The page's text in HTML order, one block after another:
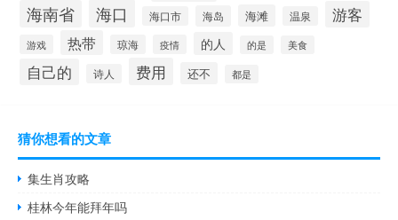
海南省 海口 海口市 海岛 海滩 温泉 游客
游戏 热带 琼海 疫情 的人 的是 美食
自己的 诗人 费用 还不 都是
猜你想看的文章
集生肖攻略
桂林今年能拜年吗